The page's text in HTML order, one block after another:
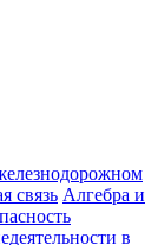
связь Алгебра и
в